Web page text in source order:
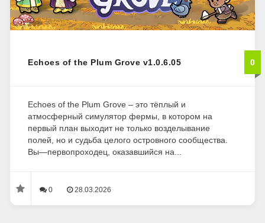
Echoes of the Plum Grove v1.0.6.05 0
Echoes of the Plum Grove – это тёплый и
атмосферный симулятор фермы, в котором на
первый план выходит не только возделывание
полей, но и судьба целого островного сообщества.
Вы—первопроходец, оказавшийся на...
0 28.03.2026